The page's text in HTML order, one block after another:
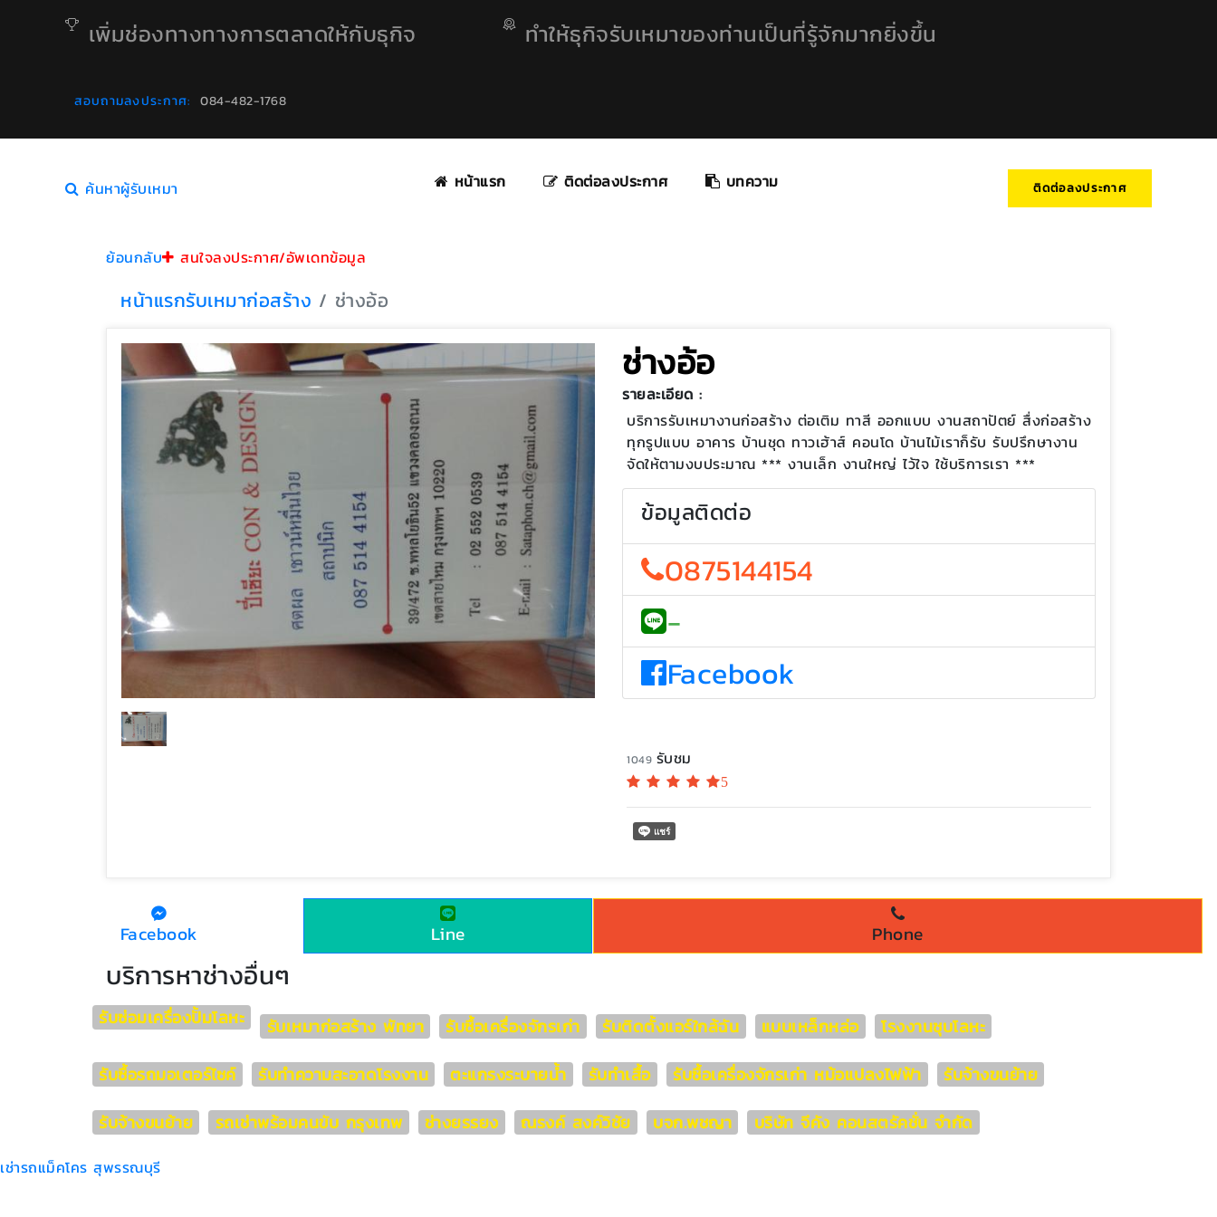
เพิ่มช่องทางทางการตลาดให้กับธุกิจ ทำให้ธุกิจรับเหมาของท่านเป็นที่รู้จักมากยิ่งขึ้น
สอบถามลงประกาศ: 084-482-1768
ค้นหาผู้รับเหมา ติดต่อลงประกาศ
หน้าแรก ติดต่อลงประกาศ บทความ
ย้อนกลับ สนใจลงประกาศ/อัพเดทข้อมูล
หน้าแรกรับเหมาก่อสร้าง ช่างอ้อ
ช่างอ้อ
รายละเอียด :
บริการรับเหมางานก่อสร้าง ต่อเติม ทาสี ออกแบบ งานสถาปัตย์ สื่งก่อสร้าง
ทุกรูปแบบ อาคาร บ้านชุด ทาวเฮ้าส์ คอนโด บ้านไม้เราก็รับ รับปรึกษางาน
จัดให้ตามงบประมาณ *** งานเล็ก งานใหญ่ ไว้ใจ ใช้บริการเรา ***
ข้อมูลติดต่อ
0875144154
-
Facebook
1049 รับชม
5
Facebook Line Phone
บริการหาช่างอื่นๆ
รับซ่อมเครื่องปั้มโลหะ รับเหมาก่อสร้าง พัทยา รับซื้อเครื่องจักรเก่า รับติดตั้งแอร์ใกล้ฉัน แบบเหล็กหล่อ
โรงงานชุบโลหะ
รับซื้อรถมอเตอร์ไซค์
รับทำความสะอาดโรงงาน ตะแกรงระบายน้ำ รับทำเสื้อ รับซื้อเครื่องจักรเก่า หม้อแปลงไฟฟ้า
รับจ้างขนย้าย
รับจ้างขนย้าย
รถเช่าพร้อมคนขับ กรุงเทพ ช่างยรรยง ณรงค์ สงค์วิชัย บจก.พชญา บริษัท จีคัง คอนสตรัคชั่น จำกัด
เช่ารถแม็คโคร สุพรรณบุรี